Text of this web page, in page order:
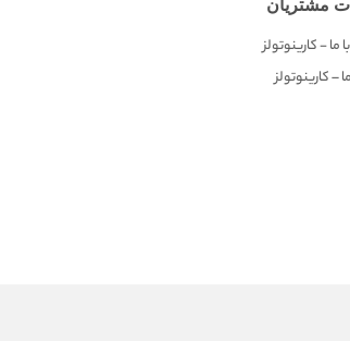
مشتریان
ما - کارینوتولز
– کارینوتولز